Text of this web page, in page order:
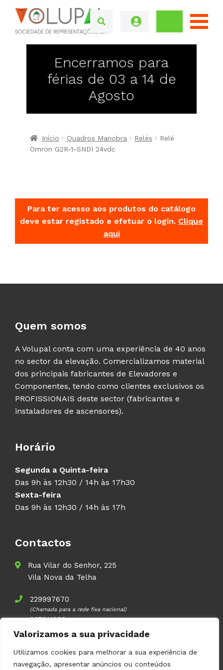
Valorizamos a sua privacidade
Utilizamos cookies para melhorar a sua experiência de
navegação, apresentar anúncios ou conteúdos
Encerramos para
férias de 03 a 14 de
Agosto
Início Quadros Manobra Relés
Relé
Omron G2R-1-SNDI 24vdc
Para ter acesso aos produtos do catálogo
deve estar registado e efetuar o login. Clique
aqui
Quem somos
A Volupal conta com uma experiência de 40 anos
no sector da elevação. Comercializamos material
dos principais fabricantes de Elevadores e
Componentes, tendo como clientes exclusivos os
PROFISSIONAIS deste sector (fabricantes e
instaladores de ascensores).
Horário
Segunda a Quinta-feira
Das 9h às 12h30 / 14h às 17h30
Sexta-feira
Das 9h às 12h30 / 14h às 17h
Contactos
Rua Vilar do Senhor, 225
Vila Nova da Telha
229997670
(Chamada para a rede fixa nacional)
937911083
(Chamada para a rede móvel nacional)
geral@volupal.pt